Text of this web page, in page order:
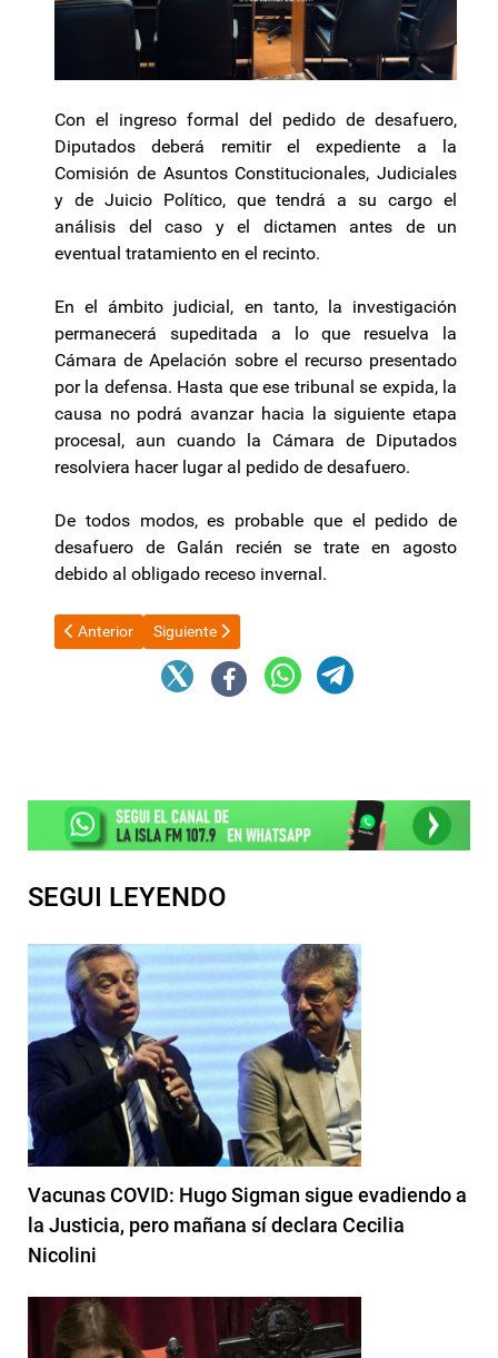
Con el ingreso formal del pedido de desafuero,
Diputados deberá remitir el expediente a la
Comisión de Asuntos Constitucionales, Judiciales
y de Juicio Político, que tendrá a su cargo el
análisis del caso y el dictamen antes de un
eventual tratamiento en el recinto.
En el ámbito judicial, en tanto, la investigación
permanecerá supeditada a lo que resuelva la
Cámara de Apelación sobre el recurso presentado
por la defensa. Hasta que ese tribunal se expida, la
causa no podrá avanzar hacia la siguiente etapa
procesal, aun cuando la Cámara de Diputados
resolviera hacer lugar al pedido de desafuero.
De todos modos, es probable que el pedido de
desafuero de Galán recién se trate en agosto
debido al obligado receso invernal.
Artículo anterior: Javier Milei encabezó la vigilia del 9 de Julio
Anterior Artículo siguiente: El Gobierno exilió a los
Siguiente
SEGUI LEYENDO
Vacunas COVID: Hugo Sigman sigue evadiendo a
la Justicia, pero mañana sí declara Cecilia
Nicolini